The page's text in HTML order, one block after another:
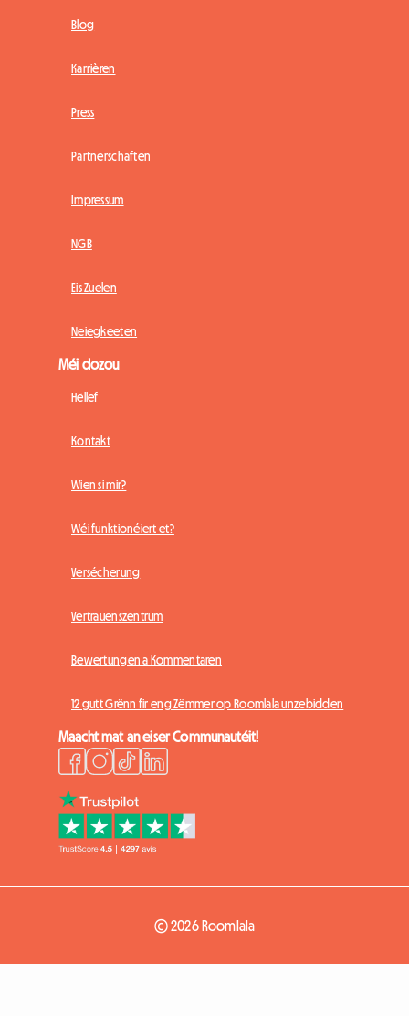
Blog
Karrièren
Press
Partnerschaften
Impressum
NGB
Eis Zuelen
Neiegkeeten
Méi dozou
Hëllef
Kontakt
Wien si mir?
Wéi funktionéiert et?
Versécherung
Vertrauenszentrum
Bewertungen a Kommentaren
12 gutt Grënn fir eng Zëmmer op Roomlala unzebidden
Maacht mat an eiser Communautéit!
© 2026 Roomlala